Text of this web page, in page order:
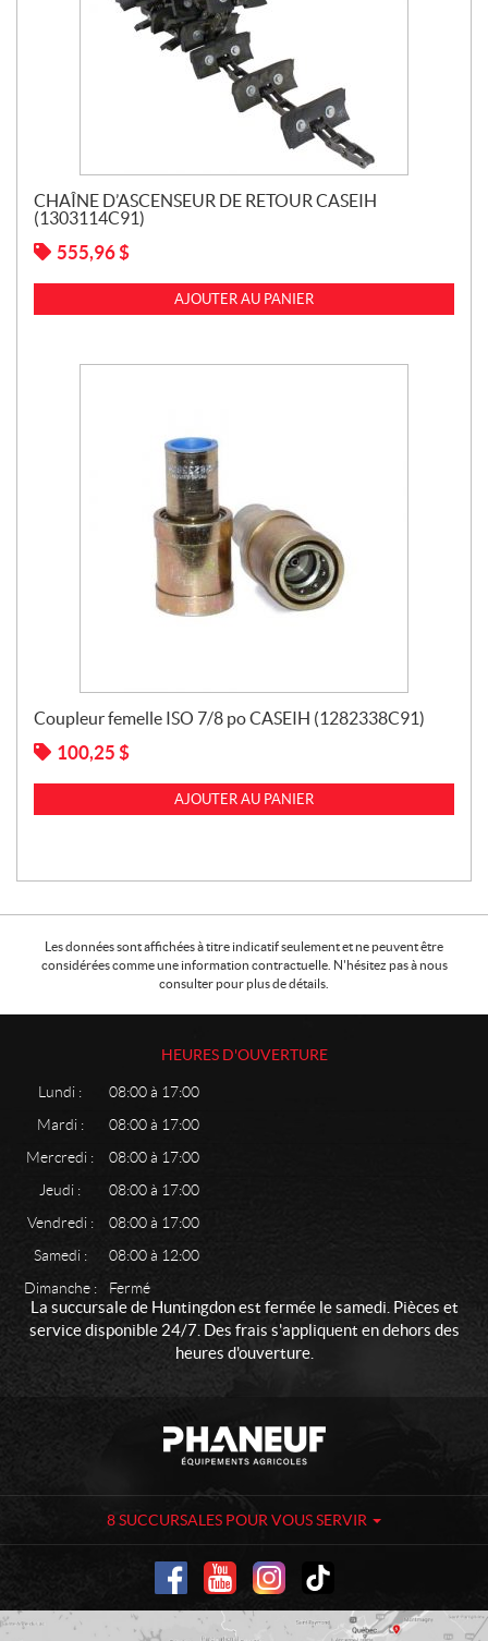
CHAÎNE D’ASCENSEUR DE RETOUR CASEIH
(1303114C91)
555,96$
AJOUTER AU PANIER
Coupleur femelle ISO 7/8 po CASEIH (1282338C91)
100,25 $
AJOUTER AU PANIER
Les données sont affichées à titre indicatif seulement et ne peuvent être
considérées comme une information contractuelle. N'hésitez pas à nous
consulter pour plus de détails.
HEURES D'OUVERTURE
Lundi :
08:00 à 17:00
Mardi :
08:00 à 17:00
Mercredi :
08:00 à 17:00
Jeudi :
08:00 à 17:00
Vendredi :
08:00 à 17:00
Samedi :
08:00 à 12:00
Dimanche :
Fermé
La succursale de Huntingdon est fermée le samedi. Pièces et
service disponible 24/7. Des frais s'appliquent en dehors des
heures d'ouverture.
t
c
n
u
É
8 SUCCURSALES POUR VOUS SERVIR